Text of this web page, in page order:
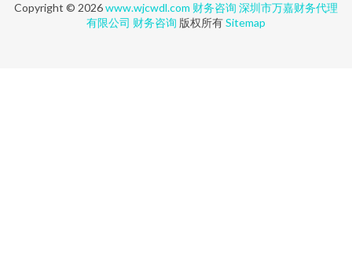
Copyright © 2026www.wjcwdl.com 财务咨询 深圳市万嘉财务代理
有限公司 财务咨询 版权所有Sitemap